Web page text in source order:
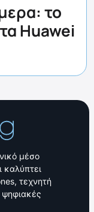
το
Huawei
μέσο
καλύπτει
τεχνητή